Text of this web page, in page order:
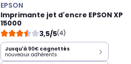
EPSON
Imprimante jet d'encre EPSON XP
15000
3,5/5(4)
Jusqu'à 90€ cagnottés
nouveaux adhérents